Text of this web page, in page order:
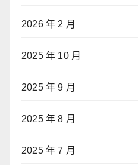
2026 年 2 月
2025 年 10 月
2025 年 9 月
2025 年 8 月
2025 年 7 月